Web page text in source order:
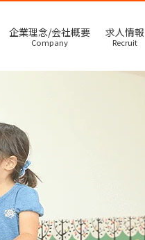
企業理念/会社概要
Company
求人情報
Recruit